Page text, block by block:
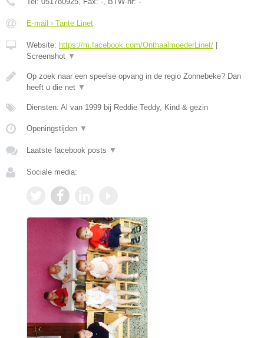
E-mail › Tante Linet
Website: https://m.facebook.com/OnthaalmoederLinet/
Screenshot ▼
Op zoek naar een speelse opvang in de regio Zonnebeke? Dan
heeft u die net ▼
Diensten: Al van 1999 bij Reddie Teddy, Kind & gezin
Openingstijden ▼
Laatste facebook posts ▼
Sociale media: